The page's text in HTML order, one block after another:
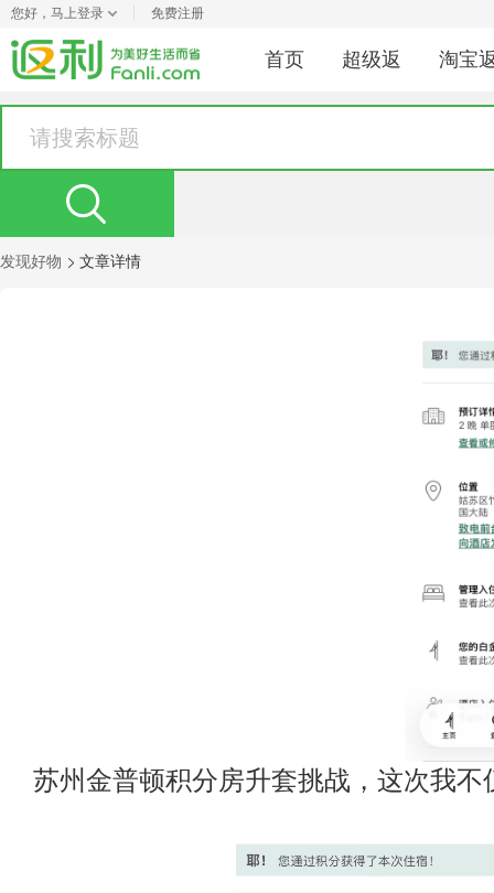
您好， 马上登录 免费注册
首页 超级返 淘宝
发现好物 文章详情
苏州金普顿积分房升套挑战，这次我不